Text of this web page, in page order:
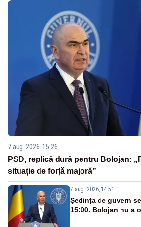
7 aug. 2026, 15:26
PSD, replică dură pentru Bolojan:
situație de forță majoră”
7 aug. 2026, 14:51
Ședința de guvern
15:00. Bolojan nu a